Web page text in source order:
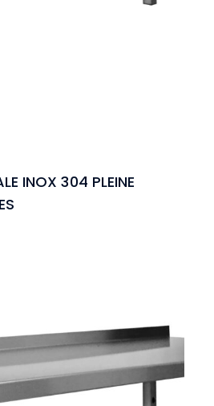
INOX 304 PLEINE